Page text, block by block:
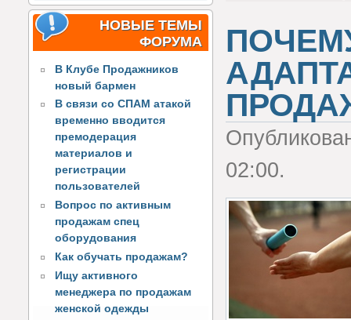
НОВЫЕ ТЕМЫ
ФОРУМА
В Клубе Продажников
новый бармен
В связи со СПАМ атакой
временно вводится
премодерация
материалов и
регистрации
пользователей
Вопрос по активным
продажам спец
оборудования
Как обучать продажам?
Ищу активного
менеджера по продажам
женской одежды
02:00.